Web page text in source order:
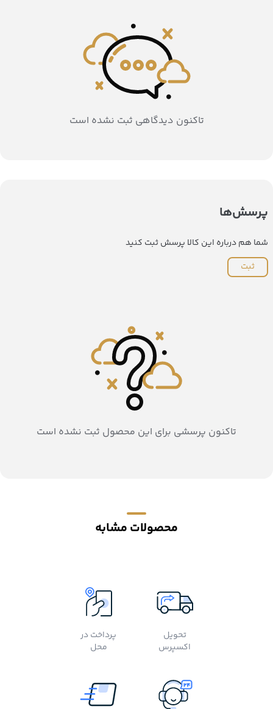
تاکنون دیدگاهی ثبت نشده است
پرسش‌ها
شما هم درباره این کالا پرسش ثبت کنید
ثبت
تاکنون پرسشی برای این محصول ثبت نشده است
محصولات مشابه
تحویل
اکسپرس
پرداخت در
محل